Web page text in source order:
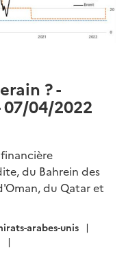
? -
07/04/2022
du Bahrein des
du Qatar et
arabes-unis